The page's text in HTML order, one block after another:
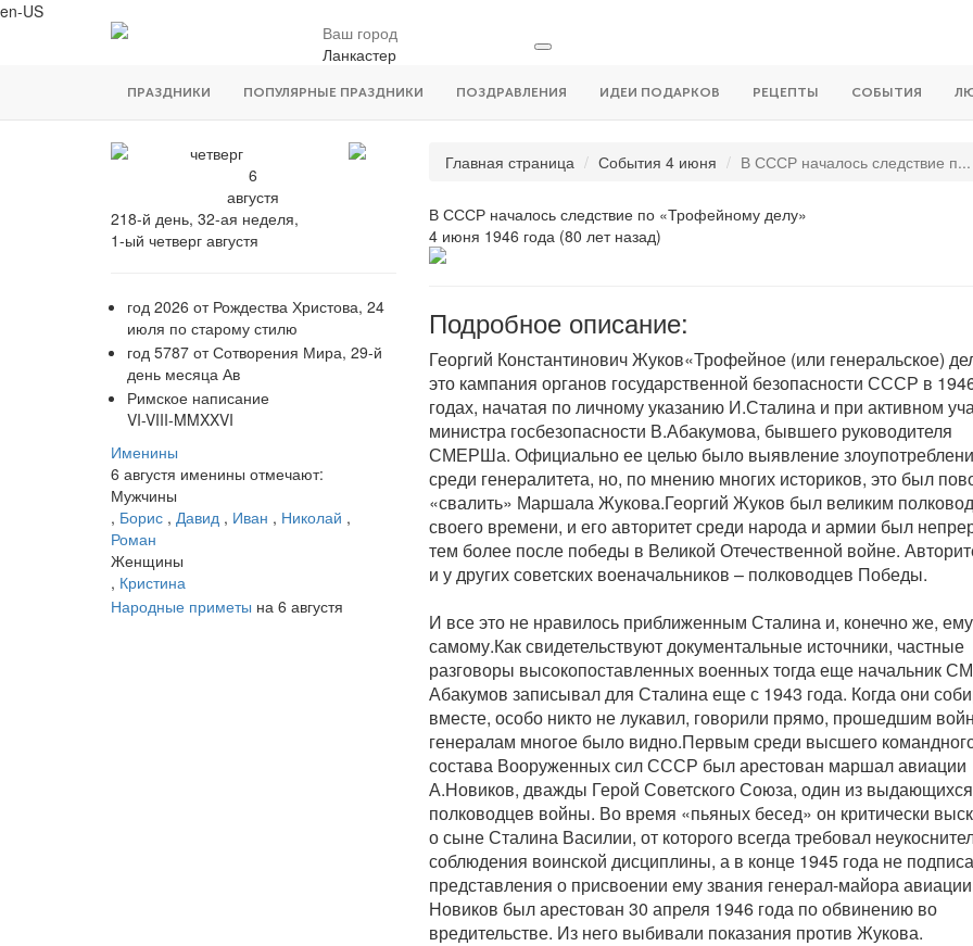
en-US
Ваш город
Ланкастер
ПРАЗДНИКИ ПОПУЛЯРНЫЕ ПРАЗДНИКИ ПОЗДРАВЛЕНИЯ ИДЕИ ПОДАРКОВ РЕЦЕПТЫ СОБЫТИЯ
четверг
6
августя
218-й день, 32-ая неделя,
1-ый четверг августя
год 2026 от Рождества Христова, 24
июля по старому стилю
год 5787 от Сотворения Мира, 29-й
день месяца Ав
Римское написание
VI-VIII-MMXXVI
Именины
6 августя именины отмечают:
Мужчины
, Борис , Давид , Иван , Николай ,
Роман
Женщины
, Кристина
Народные приметы на 6 августя
Главная страница События 4 июня В СССР началось следствие п...
В СССР началось следствие по «Трофейному делу»
4 июня 1946 года (80 лет назад)
Подробное описание:
Георгий Константинович Жуков«Трофейное (или генеральское)
это кампания органов государственной безопасности СССР в
годах, начатая по личному указанию И.Сталина и при активном
министра госбезопасности В.Абакумова, бывшего руководителя
СМЕРШа. Официально ее целью было выявление
среди генералитета, но, по мнению многих историков, это был
«свалить» Маршала Жукова.Георгий Жуков был великим
своего времени, и его авторитет среди народа и армии был
тем более после победы в Великой Отечественной войне.
и у других советских военачальников – полководцев Победы.
И все это не нравилось приближенным Сталина и, конечно же, ему
самому.Как свидетельствуют документальные источники, частные
разговоры высокопоставленных военных тогда еще начальник
Абакумов записывал для Сталина еще с 1943 года. Когда они
вместе, особо никто не лукавил, говорили прямо, прошедшим
генералам многое было видно.Первым среди высшего
состава Вооруженных сил СССР был арестован маршал авиации
А.Новиков, дважды Герой Советского Союза, один из выдающихся
полководцев войны. Во время «пьяных бесед» он критически
о сыне Сталина Василии, от которого всегда требовал
соблюдения воинской дисциплины, а в конце 1945 года не
представления о присвоении ему звания генерал-майора
Новиков был арестован 30 апреля 1946 года по обвинению во
вредительстве. Из него выбивали показания против Жукова.